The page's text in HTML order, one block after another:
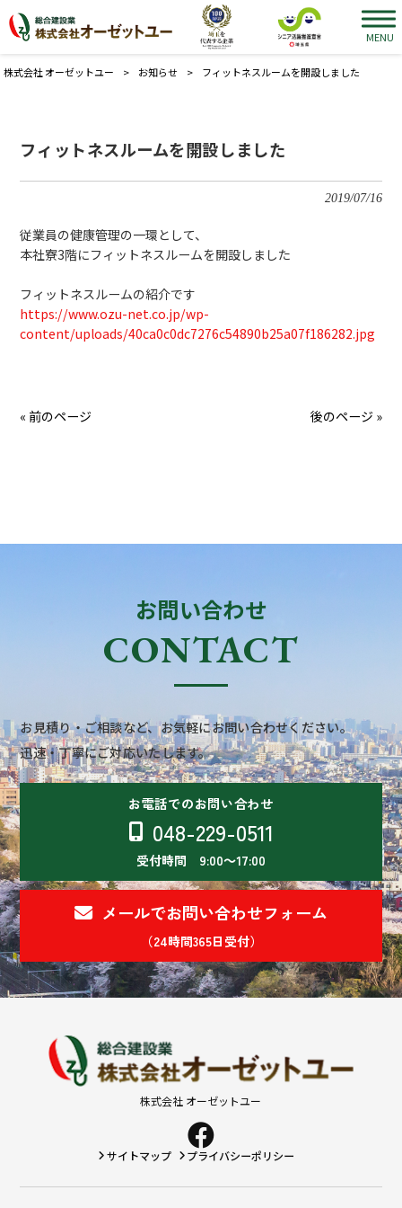
MENU
株式会社 オーゼットユー > お知らせ > フィットネスルームを開設しました
フィットネスルームを開設しました
2019/07/16
従業員の健康管理の一環として、
本社寮3階にフィットネスルームを開設しました
フィットネスルームの紹介です
https://www.ozu-net.co.jp/wp-
content/uploads/40ca0c0dc7276c54890b25a07f186282.jpg
« 前のページ 後のページ »
お問い合わせ
CONTACT
お見積り・ご相談など、お気軽にお問い合わせください。
迅速・丁寧にご対応いたします。
お電話でのお問い合わせ
048-229-0511
受付時間 9:00～17:00
メールでお問い合わせフォーム
（24時間365日受付）
株式会社 オーゼットユー
サイトマップ プライバシーポリシー